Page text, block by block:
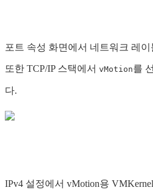
포트 속성 화면에서 네트워크 레
또한 TCP/IP 스택에서 vMotion를
다.
IPv4 설정에서 vMotion용